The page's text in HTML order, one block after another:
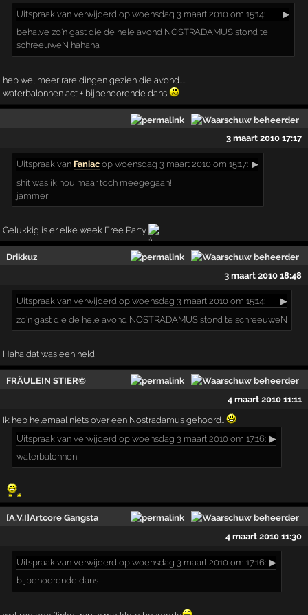
Uitspraak van verwijderd op woensdag 3 maart 2010 om 15:14:
▶
behalve zo'n gast die de hele avond NOSTRADAMUS stond te
schreeuweN hahaha
heb wel meer rare dingen gezien die avond.....
waterbalonnen act + bijbehoorende dans
3 maart 2010 17:17
Uitspraak van Faniac op woensdag 3 maart 2010 om 15:17: ▶
shit was ik nou maar toch meegegaan!
jammer!
Gelukkig is er elke week Free Party
Drikkuz
3 maart 2010 18:48
Uitspraak van verwijderd op woensdag 3 maart 2010 om 15:14:
▶
zo'n gast die de hele avond NOSTRADAMUS stond te schreeuweN
Haha dat was een held!
FRÄULEIN STIER©
4 maart 2010 11:11
Ik heb helemaal niets over een Nostradamus gehoord..
Uitspraak van verwijderd op woensdag 3 maart 2010 om 17:16: ▶
waterbalonnen
[A.V.I]Artcore Gangsta
4 maart 2010 11:30
Uitspraak van verwijderd op woensdag 3 maart 2010 om 17:16: ▶
bijbehoorende dans